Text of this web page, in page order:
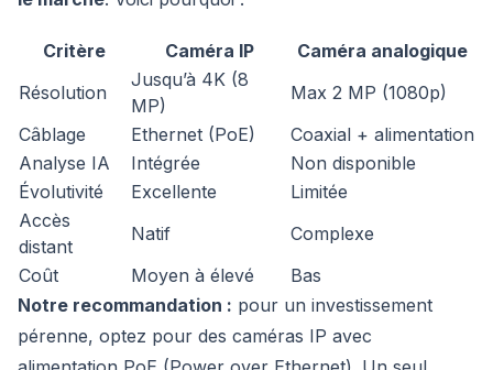
Critère Caméra IP
Caméra analogique
Résolution
Jusqu’à 4K (8
MP)
Max 2 MP (1080p)
Câblage
Ethernet (PoE)
Coaxial + alimentation
Analyse IA
Intégrée
Non disponible
Évolutivité
Excellente
Limitée
Accès
distant
Natif
Complexe
Coût
Moyen à élevé
Bas
Notre recommandation : pour un investissement
pérenne, optez pour des caméras IP avec